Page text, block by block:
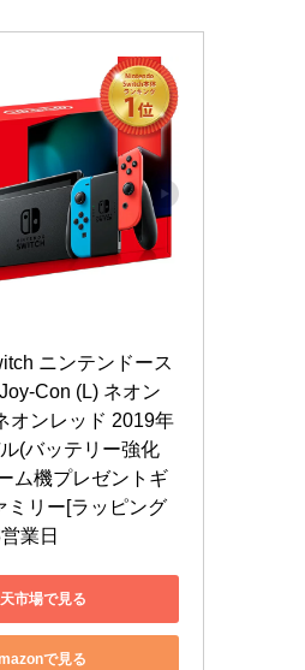
ニンテンドース
Con (L) ネオン
オンレッド 2019年
(バッテリー強化
ム機プレゼントギ
ミリー[ラッピング
業日
市場で見る
で見る